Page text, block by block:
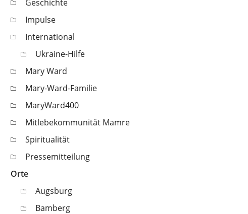
Geschichte
Impulse
International
Ukraine-Hilfe
Mary Ward
Mary-Ward-Familie
MaryWard400
Mitlebekommunität Mamre
Spiritualität
Pressemitteilung
Orte
Augsburg
Bamberg